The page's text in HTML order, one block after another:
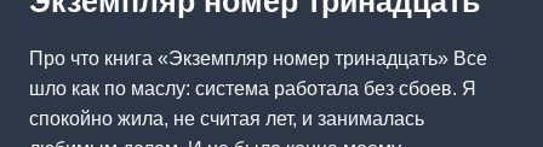
Про что книга «Экземпляр номер тринадцать» Все
шло как по маслу: система работала без сбоев. Я
спокойно жила, не считая лет, и занималась